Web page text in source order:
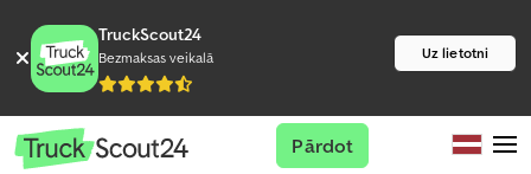
TruckScout24
Bezmaksas veikalā Uz lietotni
Pārdot